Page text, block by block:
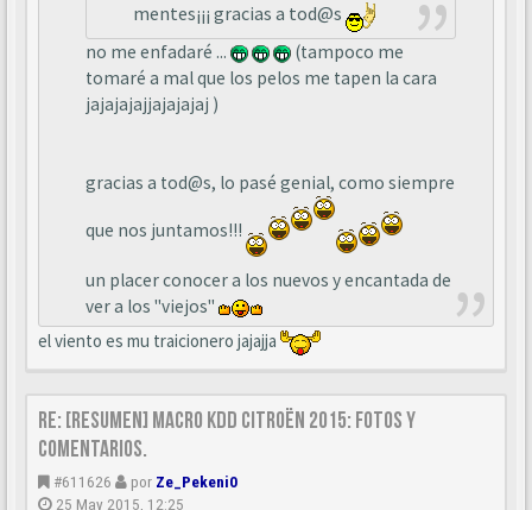
mentes¡¡¡ gracias a tod@s
no me enfadaré ...
(tampoco me
tomaré a mal que los pelos me tapen la cara
jajajajajjajajajaj )
gracias a tod@s, lo pasé genial, como siempre
que nos juntamos!!!
un placer conocer a los nuevos y encantada de
ver a los "viejos"
el viento es mu traicionero jajajja
Re: [Resumen] Macro KDD Citroën 2015: Fotos y
comentarios.
#611626 por Ze_Pekeni0
25 May 2015, 12:25